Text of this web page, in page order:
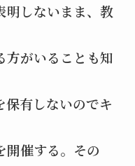
明しないまま、教
方がいることも知
保有しないのでキ
開催する。その